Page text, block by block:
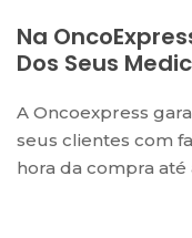
Na
Dos Seus
A Oncoexpress
seus clientes com
hora da compra até